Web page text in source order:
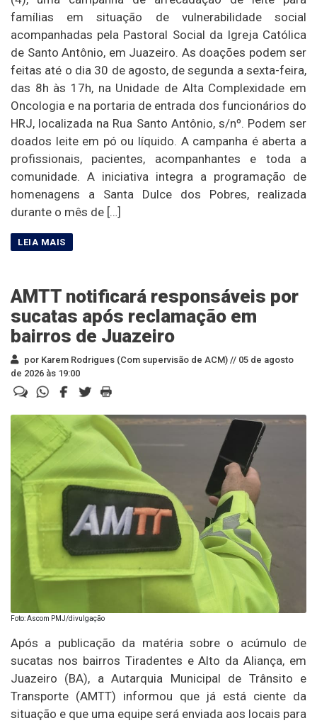
famílias em situação de vulnerabilidade social
acompanhadas pela Pastoral Social da Igreja Católica
de Santo Antônio, em Juazeiro. As doações podem ser
feitas até o dia 30 de agosto, de segunda a sexta-feira,
das 8h às 17h, na Unidade de Alta Complexidade em
Oncologia e na portaria de entrada dos funcionários do
HRJ, localizada na Rua Santo Antônio, s/nº. Podem ser
doados leite em pó ou líquido. A campanha é aberta a
profissionais, pacientes, acompanhantes e toda a
comunidade. A iniciativa integra a programação de
homenagens a Santa Dulce dos Pobres, realizada
durante o mês de […]
AMTT notificará responsáveis por
sucatas após reclamação em
bairros de Juazeiro
por Karem Rodrigues (Com supervisão de ACM) // 05 de agosto
de 2026 às 19:00
Foto: Ascom PMJ/divulgação
Após a publicação da matéria sobre o acúmulo de
sucatas nos bairros Tiradentes e Alto da Aliança, em
Juazeiro (BA), a Autarquia Municipal de Trânsito e
Transporte (AMTT) informou que já está ciente da
situação e que uma equipe será enviada aos locais para